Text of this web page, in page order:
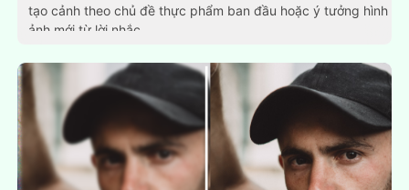
tạo cảnh theo chủ đề thực phẩm ban đầu hoặc ý tưởng hình
ảnh mới từ lời nhắc.